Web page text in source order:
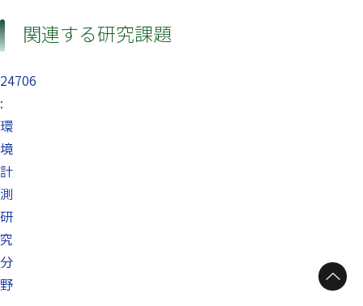
関連する研究課題
24706
:
環
境
計
測
研
究
分
野